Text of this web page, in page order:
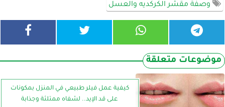
وصفة مقشر الكركديه والعسل
موضوعات متعلقة
كيفية عمل فيلر طبيعي في المنزل بمكونات
على قد الإيد.. لشفاه ممتلئة وجذابة